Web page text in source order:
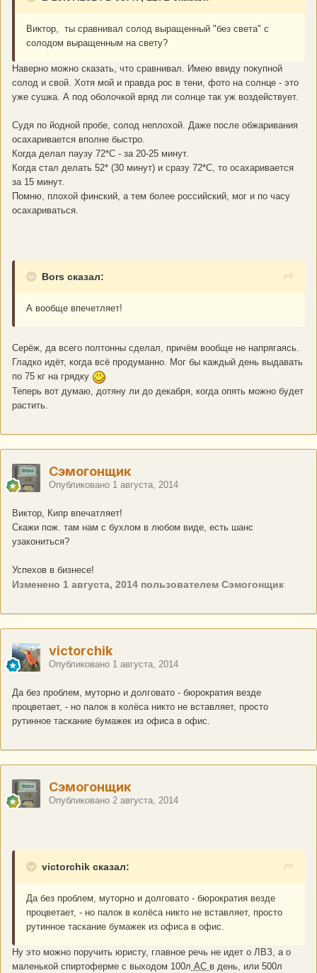
Виктор, ты сравнивал солод выращенный "без света" с
солодом выращенным на свету?
Наверно можно сказать, что сравнивал. Имею ввиду покупной
солод и свой. Хотя мой и правда рос в тени, фото на солнце - это
уже сушка. А под оболочкой вряд ли солнце так уж воздействует.
Судя по йодной пробе, солод неплохой. Даже после обжаривания
осахаривается вполне быстро.
Когда делал паузу 72*С - за 20-25 минут.
Когда стал делать 52* (30 минут) и сразу 72*С, то осахаривается
за 15 минут.
Помню, плохой финский, а тем более российский, мог и по часу
осахариваться.
Bors сказал:
А вообще впечетляет!
Серёж, да всего полтонны сделал, причём вообще не напрягаясь.
Гладко идёт, когда всё продуманно. Мог бы каждый день выдавать
по 75 кг на грядку
Теперь вот думаю, дотяну ли до декабря, когда опять можно будет
растить.
Сэмогонщик
Опубликовано 1 августа, 2014
Виктор, Кипр впечатляет!
Скажи пож. там нам с бухлом в любом виде, есть шанс
узакониться?
Успехов в бизнесе!
Изменено 1 августа, 2014 пользователем Сэмогонщик
victorchik
Опубликовано 1 августа, 2014
Да без проблем, муторно и долговато - бюрократия везде
процветает, - но палок в колёса никто не вставляет, просто
рутинное таскание бумажек из офиса в офис.
Сэмогонщик
Опубликовано 2 августа, 2014
victorchik сказал:
Да без проблем, муторно и долговато - бюрократия везде
процветает, - но палок в колёса никто не вставляет, просто
рутинное таскание бумажек из офиса в офис.
Ну это можно поручить юристу, главное речь не идет о ЛВЗ, а о
маленькой спиртоферме с выходом 100л АС в день, или 500л